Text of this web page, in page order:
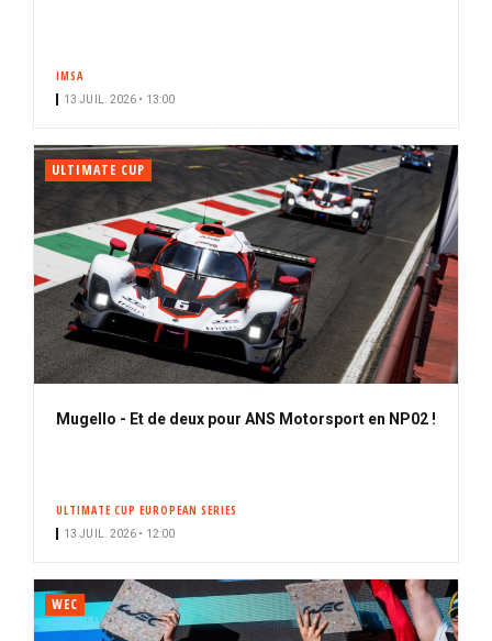
IMSA
13 JUIL. 2026 • 13:00
ULTIMATE CUP
Mugello - Et de deux pour ANS Motorsport en NP02 !
ULTIMATE CUP EUROPEAN SERIES
13 JUIL. 2026 • 12:00
WEC